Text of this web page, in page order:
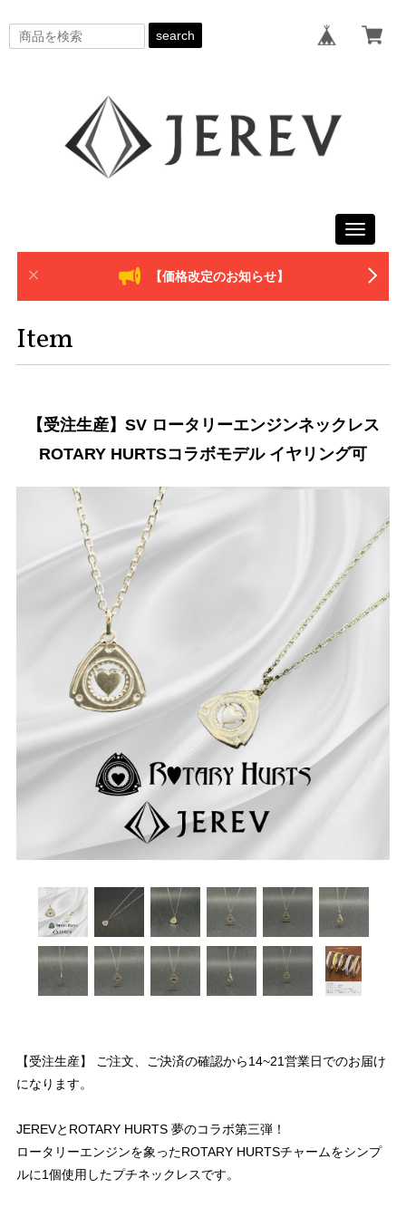
search
Toggle
【価格改定のお知らせ】
Item
【受注生産】SV ロータリーエンジンネックレス
ROTARY HURTSコラボモデル イヤリング可
【受注生産】 ご注文、ご決済の確認から14~21営業日でのお届け
になります。
JEREVとROTARY HURTS 夢のコラボ第三弾！
ロータリーエンジンを象ったROTARY HURTSチャームをシンプ
ルに1個使用したプチネックレスです。